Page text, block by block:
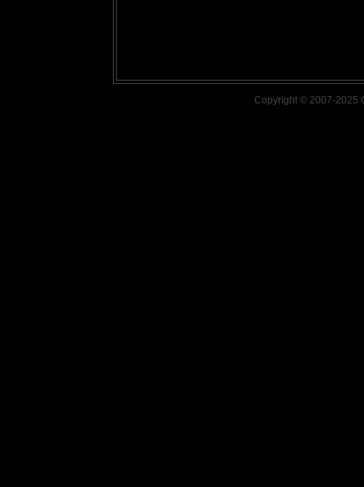
Copyright © 2007-2025